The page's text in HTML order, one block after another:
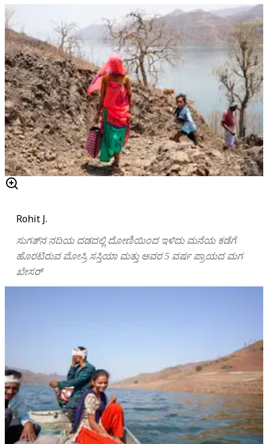
Rohit J.
ಸುಗತ್‌ನ ನದಿಯ ದಡದಲ್ಲಿ ದೋಣಿಯಿಂದ ಇಳಿದು ಮನೆಯ ಕಡೆಗೆ
ಹೊರಟಿರುವ ಮೋಸ್ರಿ ಸಸ್ತಿಯಾ ಮತ್ತು ಅವರ 5 ವರ್ಷ ಪ್ರಾಯದ ಮಗ
ಖೇಸರ್